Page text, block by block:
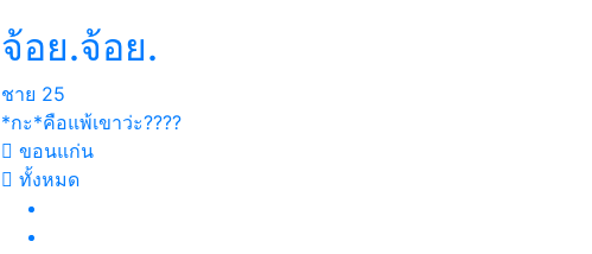
จ้อย.จ้อย.
ชาย 25
*กะ*คือแพ้เขาว่ะ​????
ขอนแก่น
ทั้งหมด